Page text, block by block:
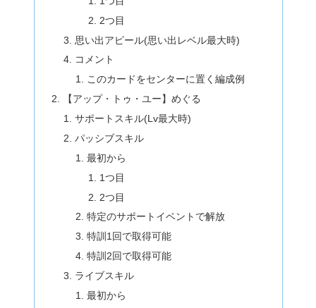
2つ目
思い出アピール(思い出レベル最大時)
コメント
このカードをセンターに置く編成例
【アップ・トゥ・ユー】めぐる
サポートスキル(Lv最大時)
パッシブスキル
最初から
1つ目
2つ目
特定のサポートイベントで解放
特訓1回で取得可能
特訓2回で取得可能
ライブスキル
最初から